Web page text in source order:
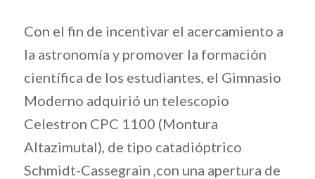
Con el fin de incentivar el acercamiento a
la astronomía y promover la formación
científica de los estudiantes, el Gimnasio
Moderno adquirió un telescopio
Celestron CPC 1100 (Montura
Altazimutal), de tipo catadióptrico
Schmidt-Cassegrain ,con una apertura de